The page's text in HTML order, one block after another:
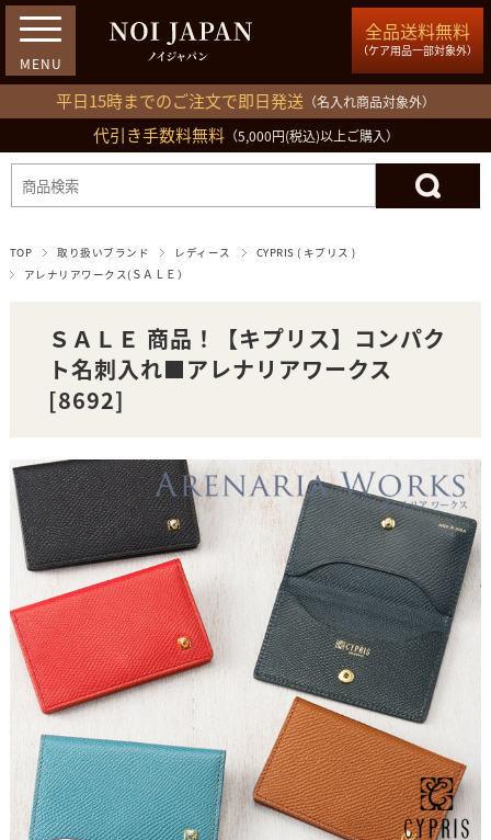
全品送料無料
（ケア用品一部対象外）
平日15時までのご注文で即日発送 （名入れ商品対象外）
代引き手数料無料（5,000円(税込)以上ご購入）
03-5809-1212
ログイン 会員登録 買い物カゴ
TOP 取り扱いブランド レディース
CYPRIS ( キプリス )
アレナリアワークス(ＳＡＬＥ）
ＳＡＬＥ 商品！【キプリス】コンパク
ト名刺入れ■アレナリアワークス
[8692]